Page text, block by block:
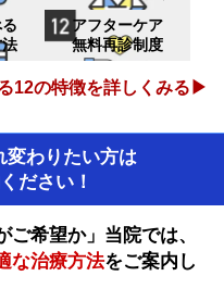
アフターケア
無料再診制度
12の特徴を詳しくみる▶
変わりたい方は
ださい！
ご希望か」当院では、
な治療方法をご案内し